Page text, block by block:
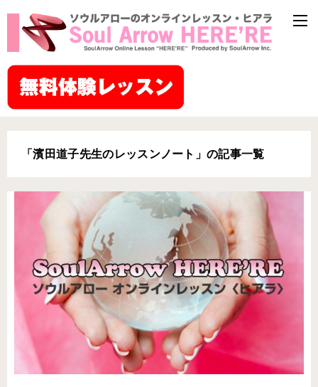
「濱田道子先生のレッスンノート」の記事一覧